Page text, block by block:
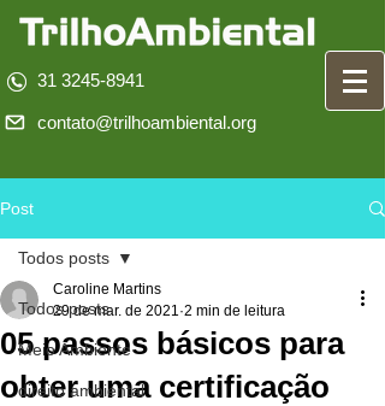
31 3245-8941
contato@trilhoambiental.org
Post
Todos posts
Meio Ambiente
direito ambiental
Todos posts
05 passos básicos para
obter uma certificação
Caroline Martins
29 de mar. de 2021 2 min de leitura